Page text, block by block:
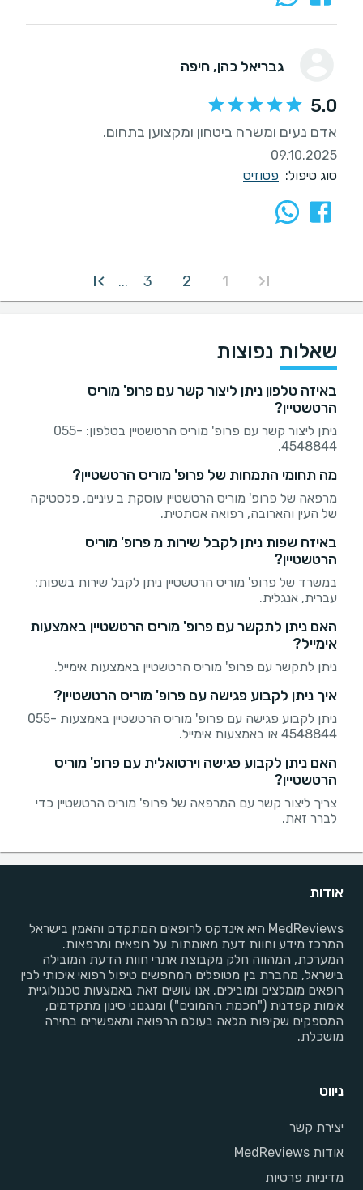
גבריאל כהן, חיפה
5.0
אדם נעים ומשרה ביטחון ומקצוען בתחום.
09.10.2025
סוג טיפול: פטוזיס
1
2
3
...
שאלות נפוצות
באיזה טלפון ניתן ליצור קשר עם פרופ' מוריס
הרטשטיין?
ניתן ליצור קשר עם פרופ' מוריס הרטשטיין בטלפון: 055-
4548844.
מה תחומי התמחות של פרופ' מוריס הרטשטיין?
מרפאה של פרופ' מוריס הרטשטיין עוסקת ב עיניים, פלסטיקה
של העין והארובה, רפואה אסתטית.
באיזה שפות ניתן לקבל שירות מ פרופ' מוריס
הרטשטיין?
במשרד של פרופ' מוריס הרטשטיין ניתן לקבל שירות בשפות:
עברית, אנגלית.
האם ניתן לתקשר עם פרופ' מוריס הרטשטיין באמצעות
אימייל?
ניתן לתקשר עם פרופ' מוריס הרטשטיין באמצעות אימייל.
איך ניתן לקבוע פגישה עם פרופ' מוריס הרטשטיין?
ניתן לקבוע פגישה עם פרופ' מוריס הרטשטיין באמצעות 055-
4548844 או באמצעות אימייל.
האם ניתן לקבוע פגישה וירטואלית עם פרופ' מוריס
הרטשטיין?
צריך ליצור קשר עם המרפאה של פרופ' מוריס הרטשטיין כדי
לברר זאת.
אודות
MedReviews היא אינדקס לרופאים המתקדם והאמין בישראל
המרכז מידע וחוות דעת מאומתות על רופאים ומרפאות.
המערכת, המהווה חלק מקבוצת אתרי חוות הדעת המובילה
בישראל, מחברת בין מטופלים המחפשים טיפול רפואי איכותי לבין
רופאים מומלצים ומובילים. אנו עושים זאת באמצעות טכנולוגיית
אימות קפדנית ("חכמת ההמונים") ומנגנוני סינון מתקדמים,
המספקים שקיפות מלאה בעולם הרפואה ומאפשרים בחירה
מושכלת.
ניווט
יצירת קשר
אודות MedReviews
מדיניות פרטיות